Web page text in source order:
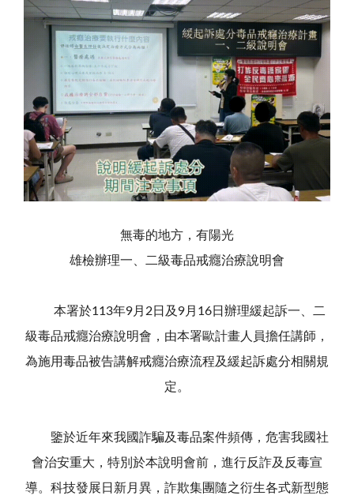
無毒的地方，有陽光
雄檢辦理一、二級毒品戒癮治療說明會
本署於113年9月2日及9月16日辦理緩起訴一、二
級毒品戒癮治療說明會，由本署歐計畫人員擔任講師，
為施用毒品被告講解戒癮治療流程及緩起訴處分相關規
定。
鑒於近年來我國詐騙及毒品案件頻傳，危害我國社
會治安重大，特別於本說明會前，進行反詐及反毒宣
導。科技發展日新月異，詐欺集團隨之衍生各式新型態